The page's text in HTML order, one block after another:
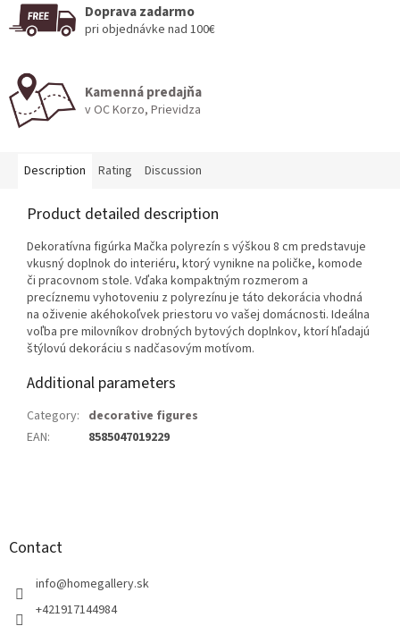
Doprava zadarmo
pri objednávke nad 100€
Kamenná predajňa
v OC Korzo, Prievidza
Description Rating Discussion
Product detailed description
Dekoratívna figúrka Mačka polyrezín s výškou 8 cm predstavuje
vkusný doplnok do interiéru, ktorý vynikne na poličke, komode
či pracovnom stole. Vďaka kompaktným rozmerom a
precíznemu vyhotoveniu z polyrezínu je táto dekorácia vhodná
na oživenie akéhokoľvek priestoru vo vašej domácnosti. Ideálna
voľba pre milovníkov drobných bytových doplnkov, ktorí hľadajú
štýlovú dekoráciu s nadčasovým motívom.
Additional parameters
Category: decorative figures
EAN: 8585047019229
Contact
info@homegallery.sk
+421917144984